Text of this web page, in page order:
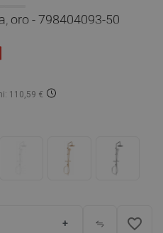
oro - 798404093-50
110,59 €
+ favorite_border